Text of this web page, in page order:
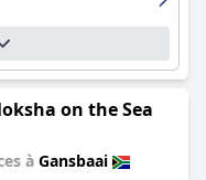
on the Sea
à Gansbaai